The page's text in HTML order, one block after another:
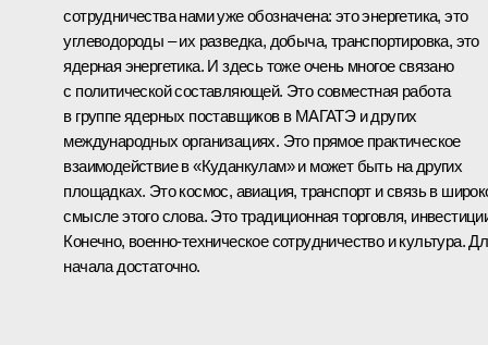
сотрудничества нами уже обозначена: это энергетика, это
углеводороды – их разведка, добыча, транспортировка, это
ядерная энергетика. И здесь тоже очень многое связано
с политической составляющей. Это совместная работа
в группе ядерных поставщиков в МАГАТЭ и других
международных организациях. Это прямое практическое
взаимодействие в «Куданкулам» и может быть на других
площадках. Это космос, авиация, транспорт и связь в
смысле этого слова. Это традиционная торговля,
Конечно, военно-техническое сотрудничество и культура.
начала достаточно.